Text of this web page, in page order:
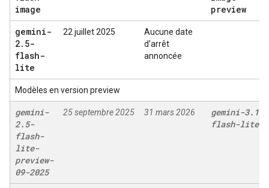
image
preview
gemini-
2. 5-
flash-
lite
22 juillet 2025
Aucune date
d'arrêt
annoncée
Modèles en version preview
gemini-
2.5-
flash-
lite-
preview-
09-2025
25 septembre 2025 31 mars 2026 gemini-3. 1-
flash-lite